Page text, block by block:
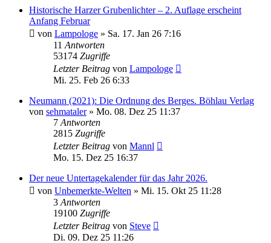
Historische Harzer Grubenlichter – 2. Auflage erscheint
Anfang Februar
von Lampologe » Sa. 17. Jan 26 7:16
11 Antworten
53174 Zugriffe
Letzter Beitrag von Lampologe
Mi. 25. Feb 26 6:33
Neumann (2021): Die Ordnung des Berges. Böhlau Verlag
von sehmataler» Mo. 08. Dez 25 11:37
7 Antworten
2815 Zugriffe
Letzter Beitrag von Mannl
Mo. 15. Dez 25 16:37
Der neue Untertagekalender für das Jahr 2026.
von Unbemerkte-Welten » Mi. 15. Okt 25 11:28
3 Antworten
19100 Zugriffe
Letzter Beitrag von Steve
Di. 09. Dez 25 11:26